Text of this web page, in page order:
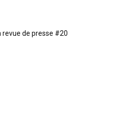
revue de presse #20